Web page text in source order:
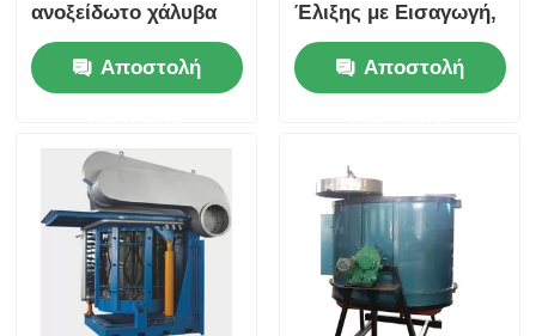
ανοξείδωτο χάλυβα
Αποστολή
Έλιξης με Εισαγωγή,
Φούρνο Έλιξης
Αξιοπρεπών
Μεταλλικών
Αποστολή